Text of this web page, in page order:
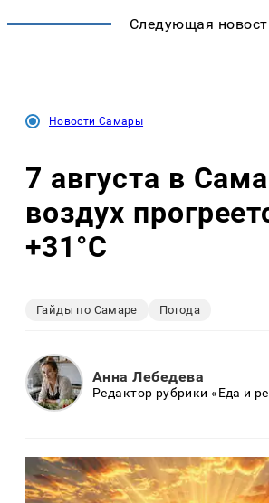
Следующая
Новости Самары
7 августа в
воздух
+31°C
Гайды по Самаре Погода
Анна Лебедева
Редактор рубрики «Еда и